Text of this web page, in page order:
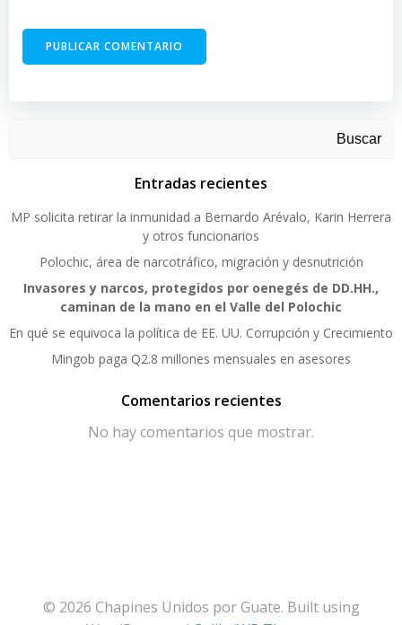
Buscar
Entradas recientes
MP solicita retirar la inmunidad a Bernardo Arévalo, Karin Herrera
y otros funcionarios
Polochic, área de narcotráfico, migración y desnutrición
Invasores y narcos, protegidos por oenegés de DD.HH.,
caminan de la mano en el Valle del Polochic
En qué se equivoca la política de EE. UU. Corrupción y Crecimiento
Mingob paga Q2.8 millones mensuales en asesores
Comentarios recientes
No hay comentarios que mostrar.
© 2026 Chapines Unidos por Guate. Built using